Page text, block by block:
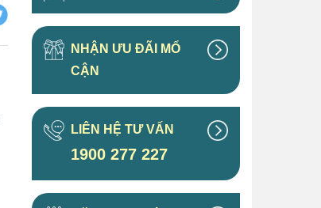
NHẬN ƯU ĐÃI MỔ
CẬN
LIÊN HỆ TƯ VẤN
1900 277 227